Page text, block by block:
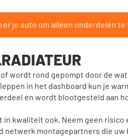
je auto om alleen onderdelen
wordt rond gepompt door de
in het dashboard kun je
en wordt blootgesteld aan
kwaliteit ook. Neem geen risico
montagepartners die